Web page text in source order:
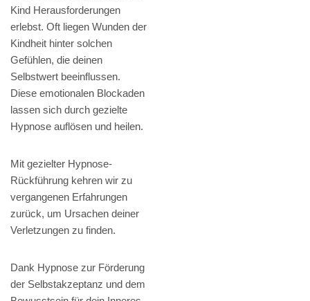
Kind Herausforderungen
erlebst. Oft liegen Wunden der
Kindheit hinter solchen
Gefühlen, die deinen
Selbstwert beeinflussen.
Diese emotionalen Blockaden
lassen sich durch gezielte
Hypnose auflösen und heilen.
Mit gezielter Hypnose-
Rückführung kehren wir zu
vergangenen Erfahrungen
zurück, um Ursachen deiner
Verletzungen zu finden.
Dank Hypnose zur Förderung
der Selbstakzeptanz und dem